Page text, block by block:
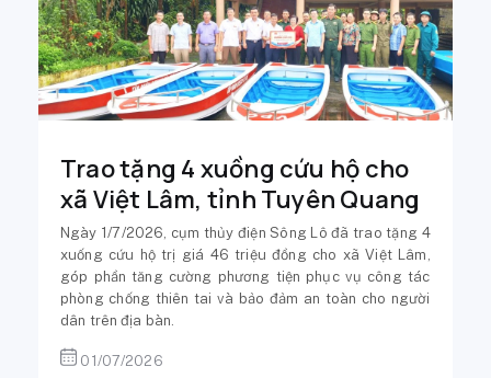
Trao tặng 4 xuồng cứu hộ cho
xã Việt Lâm, tỉnh Tuyên Quang
Ngày 1/7/2026, cụm thủy điện Sông Lô đã trao tặng 4
xuống cứu hộ trị giá 46 triệu đồng cho xã Việt Lâm,
góp phần tăng cường phương tiện phục vụ công tác
phòng chống thiên tai và bảo đảm an toàn cho người
dân trên địa bàn.
01/07/2026